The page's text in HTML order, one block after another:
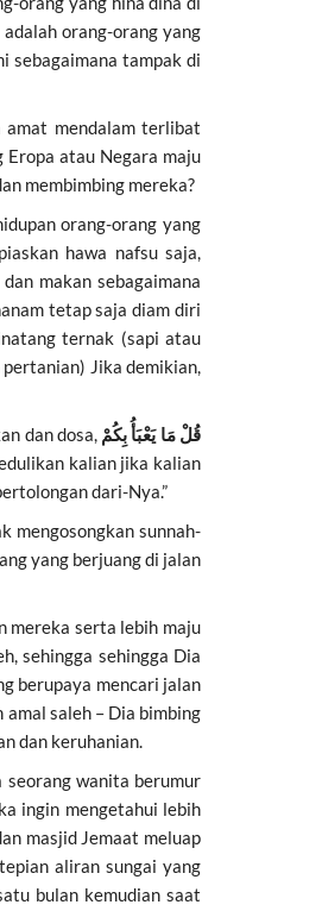
orang-orang yang
sebagaimana tampak di
amat mendalam terlibat
atau Negara maju
membimbing mereka?
orang-orang yang
hawa nafsu saja,
makan sebagaimana
tetap saja diam diri
ternak (sapi atau
Jika demikian,
dan dosa, قُلْ مَا يَعْبَأُ بِكُمْ
kalian jika kalian
dari-Nya.”
mengosongkan sunnah-
yang berjuang di jalan
mereka serta lebih maju
sehingga sehingga Dia
berupaya mencari jalan
saleh – Dia bimbing
dan keruhanian.
seorang wanita berumur
ingin mengetahui lebih
masjid Jemaat meluap
aliran sungai yang
bulan kemudian saat